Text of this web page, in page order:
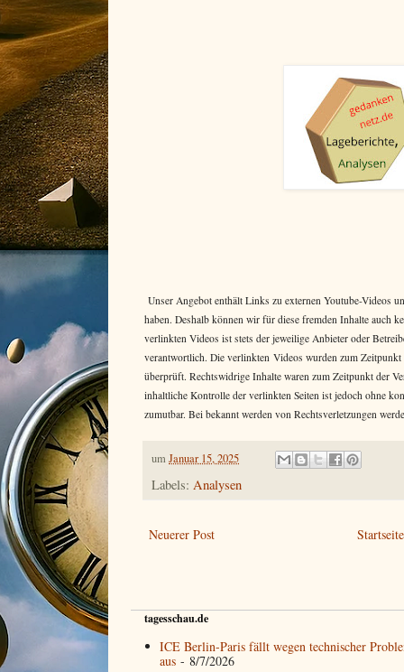
Unser Angebot enthält Links zu externen Youtube-Videos
haben. Deshalb können wir für diese fremden Inhalte auch
verlinkten Videos ist stets der jeweilige Anbieter oder
verantwortlich. Die verlinkten Videos wurden zum
überprüft. Rechtswidrige Inhalte waren zum Zeitpunkt der
inhaltliche Kontrolle der verlinkten Seiten ist jedoch ohne
zumutbar. Bei bekannt werden von Rechtsverletzungen
umJanuar 15, 2025
Labels: Analysen
Neuerer Post Startseite
tagesschau.de
ICE Berlin-Paris fällt wegen technischer
aus - 8/7/2026